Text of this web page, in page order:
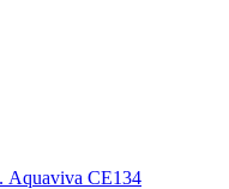
Aquaviva CE134